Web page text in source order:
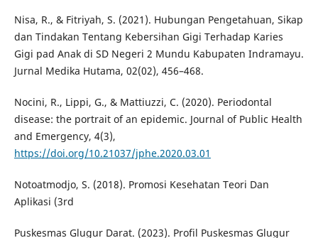
Nisa, R., & Fitriyah, S. (2021). Hubungan Pengetahuan, Sikap
dan Tindakan Tentang Kebersihan Gigi Terhadap Karies
Gigi pad Anak di SD Negeri 2 Mundu Kabupaten Indramayu.
Jurnal Medika Hutama, 02(02), 456–468.
Nocini, R., Lippi, G., & Mattiuzzi, C. (2020). Periodontal
disease: the portrait of an epidemic. Journal of Public Health
and Emergency, 4(3),
https://doi.org/10.21037/jphe.2020.03.01
Notoatmodjo, S. (2018). Promosi Kesehatan Teori Dan
Aplikasi (3rd
Puskesmas Glugur Darat. (2023). Profil Puskesmas Glugur